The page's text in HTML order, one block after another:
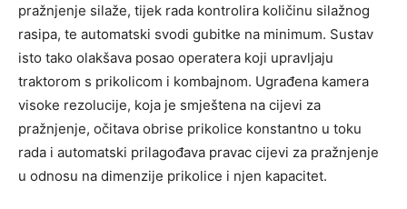
pražnjenje silaže, tijek rada kontrolira količinu silažnog
rasipa, te automatski svodi gubitke na minimum. Sustav
isto tako olakšava posao operatera koji upravljaju
traktorom s prikolicom i kombajnom. Ugrađena kamera
visoke rezolucije, koja je smještena na cijevi za
pražnjenje, očitava obrise prikolice konstantno u toku
rada i automatski prilagođava pravac cijevi za pražnjenje
u odnosu na dimenzije prikolice i njen kapacitet.